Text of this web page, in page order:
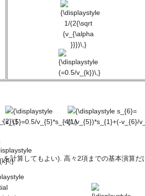
{\displaystyle
1/(2{\sqrt
{v_{\alpha
}}})\,}
{\displaystyle
(=0.5/v_{k})\,}
,
s_{5}=0.5/v_{5}*s_{4}\,}
,
s_{6}=
(1/v_{5})*s_{1}+(-
を計算してもよい). 高々2項までの基本演算だ
y)